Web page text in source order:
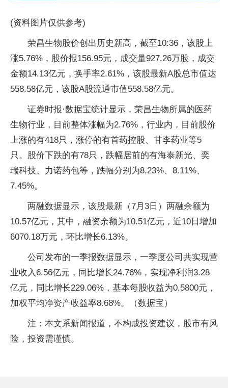
(资料图片仅供参考)
荣昌生物股价创出历史新高，截至10:36，该股上
涨5.76%，股价报156.95元，成交量927.26万股，成交
金额14.13亿元，换手率2.61%，该股最新A股总市值达
558.58亿元，该股A股流通市值558.58亿元。
证券时报·数据宝统计显示，荣昌生物所属的医药
生物行业，目前整体涨幅为2.76%，行业内，目前股价
上涨的有418只，涨停的有首药控股、甘李药业等5
只。股价下跌的有78只，跌幅居前的有海泰新光、奕
瑞科技、力诺药包等，跌幅分别为8.23%、8.11%、
7.45%。
两融数据显示，该股最新（7月3日）两融余额为
10.57亿元，其中，融资余额为10.51亿元，近10日增加
6070.18万元，环比增长6.13%。
公司发布的一季报数据显示，一季度公司共实现营
业收入6.56亿元，同比增长24.76%，实现净利润3.28
亿元，同比增长229.06%，基本每股收益为0.5800元，
加权平均净资产收益率8.68%。（数据宝）
注：本文系新闻报道，不构成投资建议，股市有风
险，投资需谨慎。